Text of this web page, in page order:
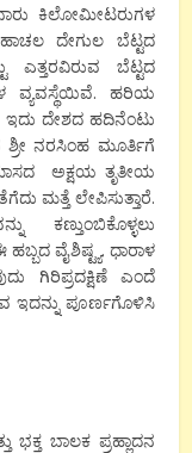
ಕಿಲೋಮೀಟರುಗಳ
ದೇಗುಲ ಬೆಟ್ಟದ
ಎತ್ತರವಿರುವ ಬೆಟ್ಟದ
ವ್ಯವಸ್ಥೆಯಿವೆ. ಹರಿಯ
ದೇಶದ ಹದಿನೆಂಟು
ಶ್ರೀ ನರಸಿಂಹ ಮೂರ್ತಿಗೆ
ಅಕ್ಷಯ ತೃತೀಯ
ಮತ್ತೆ ಲೇಪಿಸುತ್ತಾರೆ.
ವೈಶಿಷ್ಟ್ಯ. ಧಾರಾಳ
ಗಿರಿಪ್ರದಕ್ಷಿಣೆ ಎಂದೆ
ಇದನ್ನು ಪೂರ್ಣಗೊಳಿಸಿ
ಭಕ್ತ ಬಾಲಕ ಪ್ರಹ್ಲಾದನ